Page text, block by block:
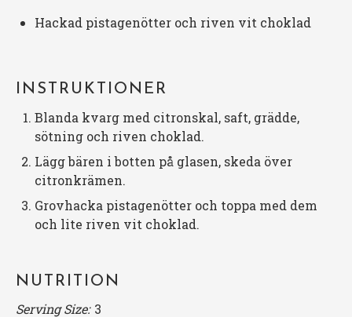
Hackad pistagenötter och riven vit choklad
INSTRUKTIONER
Blanda kvarg med citronskal, saft, grädde,
sötning och riven choklad.
Lägg bären i botten på glasen, skeda över
citronkrämen.
Grovhacka pistagenötter och toppa med dem
och lite riven vit choklad.
NUTRITION
Serving Size: 3